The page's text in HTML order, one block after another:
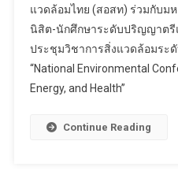
แวดล้อมไทย (สอสท) ร่วมกับ
นิสิต-นักศึกษาระดับปริญญาตรี
ประชุมวิชาการสิ่งแวดล้อมระ
“National Environmental
Energy, and Health”
Continue Reading